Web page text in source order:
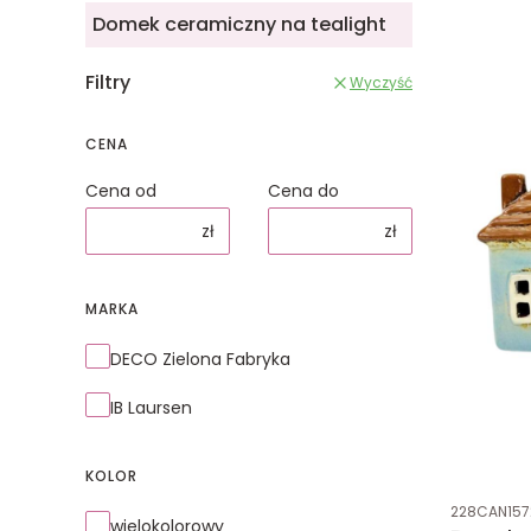
Domek ceramiczny na tealight
Filtry Wyczyść
CENA
Cena od
zł
Cena do
zł
MARKA
Marka
DECO Zielona Fabryka
IB Laursen
KOLOR
Kolor
wielokolorowy
Kod